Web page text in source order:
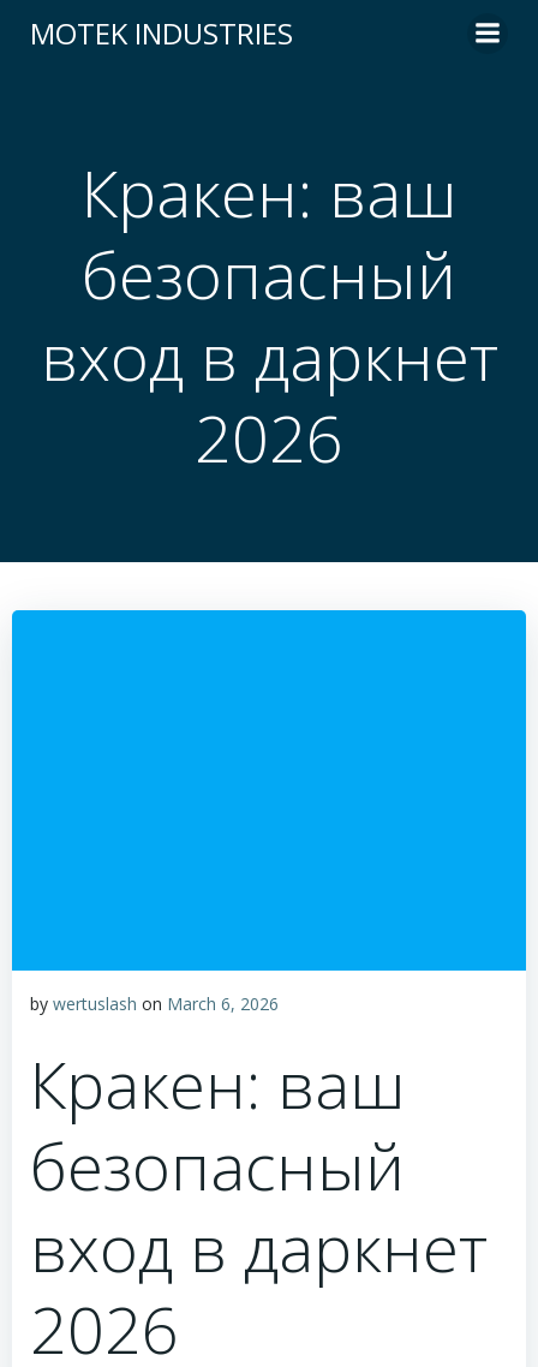
to
MOTEK INDUSTRIES
Кракен: ваш
безопасный
вход в даркнет
2026
by wertuslash on March 6, 2026
Кракен: ваш
безопасный
вход в даркнет
2026